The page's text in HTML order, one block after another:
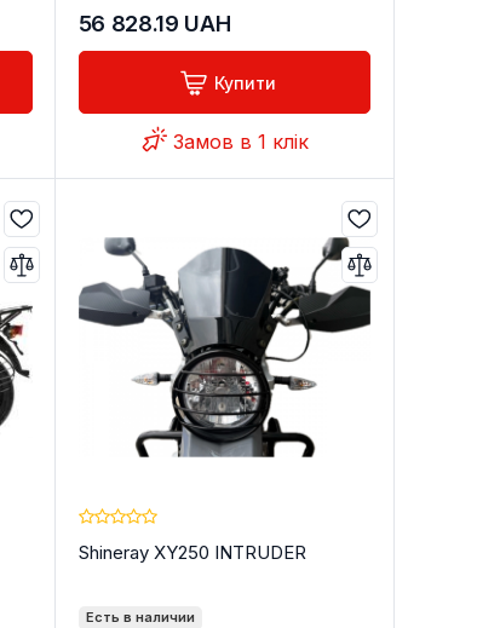
56 828.19 UAH
Купити
Замов в 1 клік
Shineray XY250 INTRUDER
Есть в наличии